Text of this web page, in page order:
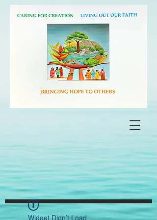
Widget Didn’t Load